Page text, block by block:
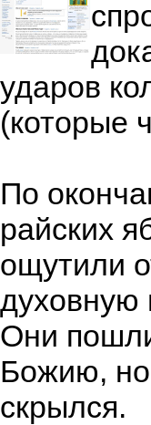
ударов
(которые
По
райских
ощутили
духовную
Они
Божию,
скрылся.